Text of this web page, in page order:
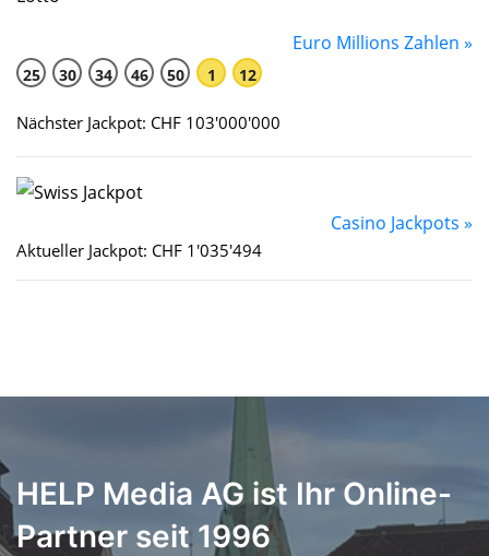
Euro Millions Zahlen »
25 30 34 46 50 1 12
Nächster Jackpot: CHF 103'000'000
Casino Jackpots »
Aktueller Jackpot: CHF 1'035'494
HELP Media AG ist Ihr Online-
Partner seit 1996